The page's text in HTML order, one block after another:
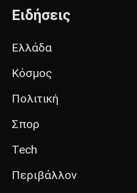
Ειδήσεις
Ελλάδα
Κόσμος
Πολιτική
Σπορ
Tech
Περιβάλλον